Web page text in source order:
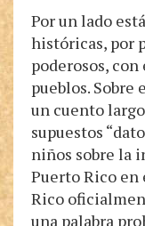
Por un lado
históricas, por
poderosos,
pueblos.
un cuento
supuestos
niños sobre la
Puerto Rico en
Rico
una palabra